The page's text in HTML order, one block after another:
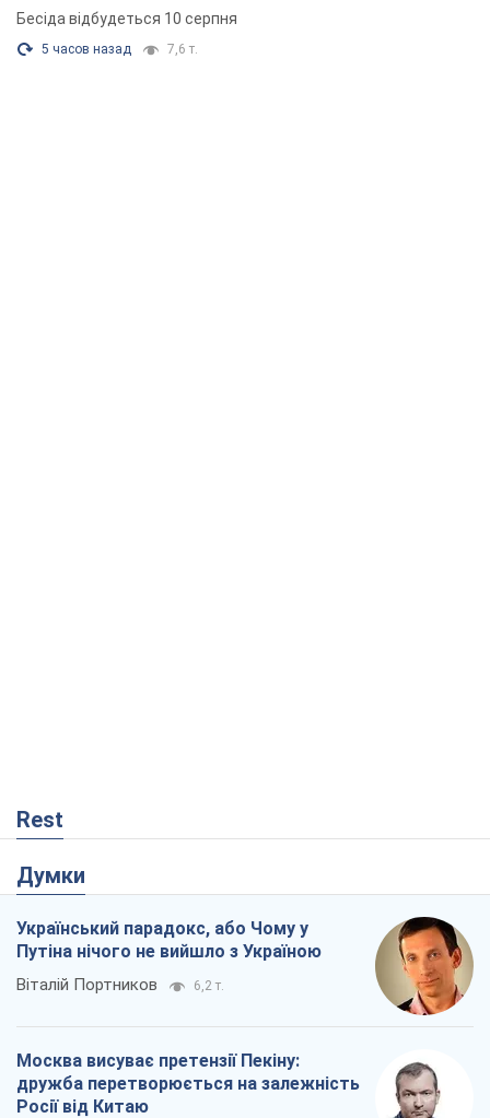
Бесіда відбудеться 10 серпня
5 часов назад 7,6 т.
Rest
Думки
Український парадокс, або Чому у
Путіна нічого не вийшло з Україною
Віталій Портников 6,2 т.
Москва висуває претензії Пекіну:
дружба перетворюється на залежність
Росії від Китаю